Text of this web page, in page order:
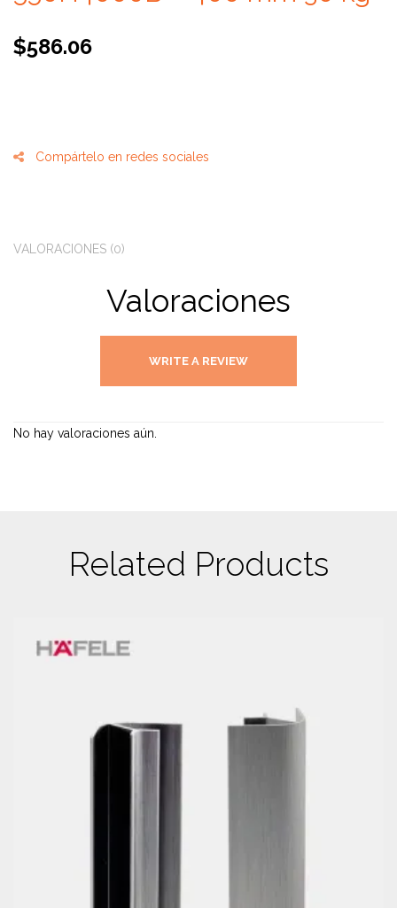
$586.06
Compártelo en redes sociales
VALORACIONES (0)
Valoraciones
WRITE A REVIEW
No hay valoraciones aún.
Related Products